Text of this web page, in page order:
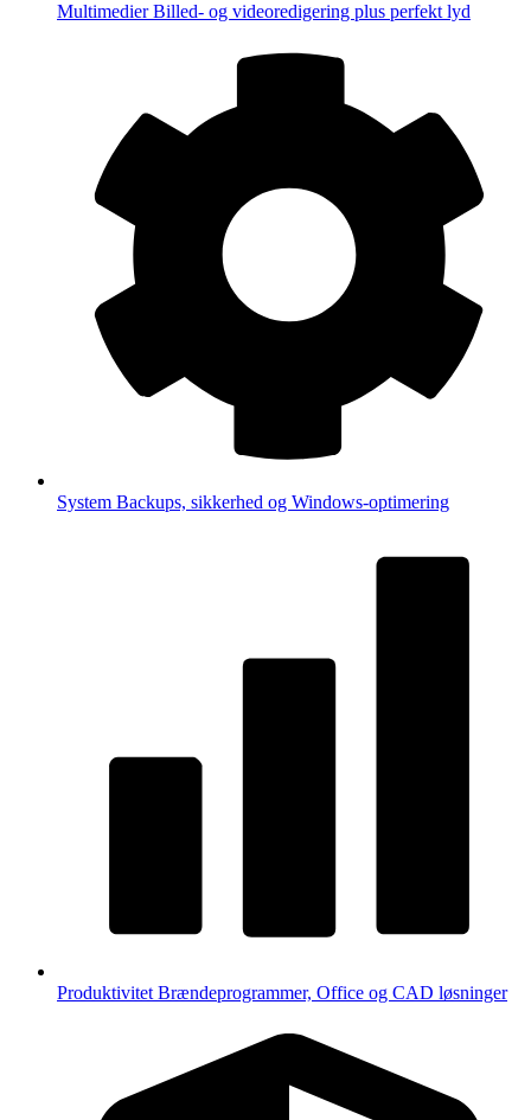
MultimedierBilled- og videoredigering plus perfekt lyd
System Backups, sikkerhed og Windows-optimering
Produktivitet Brændeprogrammer, Office og CAD løsninger